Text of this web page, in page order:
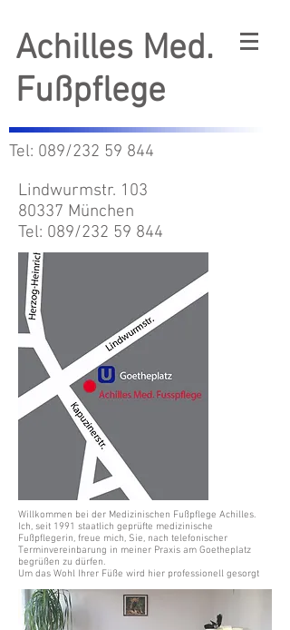
Achilles Med.
Fußpflege
Tel: 089/232 59 844
Willkommen bei der Medizinischen Fußpflege Achilles.
Ich, seit 1991 staatlich geprüfte medizinische
Fußpflegerin, freue mich, Sie, nach telefonischer
Terminvereinbarung in meiner Praxis am Goetheplatz
begrüßen zu dürfen.
Um das Wohl Ihrer Füße wird hier professionell gesorgt
Lindwurmstr. 103
80337 München
Tel: 089/232 59 844